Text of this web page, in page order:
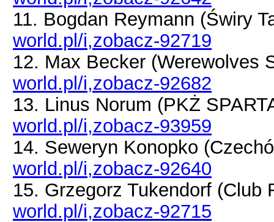
11. Bogdan Reymann (Świry
world.pl/i,zobacz-92719
12. Max Becker (Werewolves
world.pl/i,zobacz-92682
13. Linus Norum (PKŻ
world.pl/i,zobacz-93959
14. Seweryn Konopko
world.pl/i,zobacz-92640
15. Grzegorz Tukendorf (Club
world.pl/i,zobacz-92715